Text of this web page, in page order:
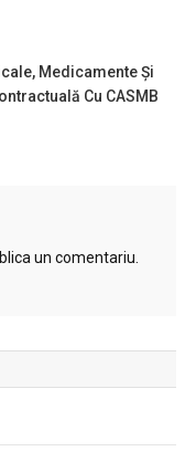
Medicamente Și
Cu CASMB
un comentariu.